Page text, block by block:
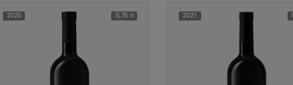
2020 0,75 л 2021